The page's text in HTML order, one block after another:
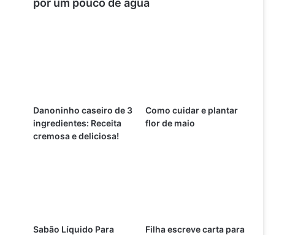
por um pouco de água
Danoninho caseiro de 3
ingredientes: Receita
cremosa e deliciosa!
Como cuidar e plantar
flor de maio
Sabão Líquido Para
Filha escreve carta para